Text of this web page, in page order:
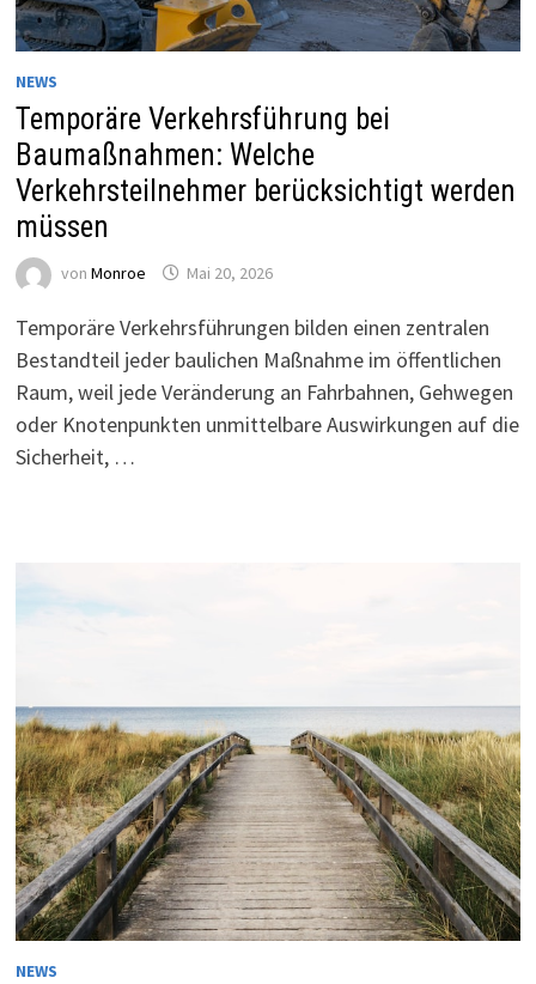
NEWS
Temporäre Verkehrsführung bei
Baumaßnahmen: Welche
Verkehrsteilnehmer berücksichtigt werden
müssen
von Monroe Mai 20, 2026
Temporäre Verkehrsführungen bilden einen zentralen
Bestandteil jeder baulichen Maßnahme im öffentlichen
Raum, weil jede Veränderung an Fahrbahnen, Gehwegen
oder Knotenpunkten unmittelbare Auswirkungen auf die
Sicherheit, …
NEWS